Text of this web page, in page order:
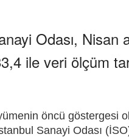
Odası, Nisan
ile veri ölçüm
öncü göstergesi
Sanayi Odası